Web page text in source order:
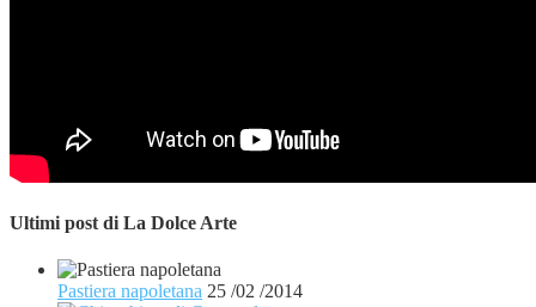
Ultimi post di La Dolce Arte
Pastiera napoletana 25 /02 /2014